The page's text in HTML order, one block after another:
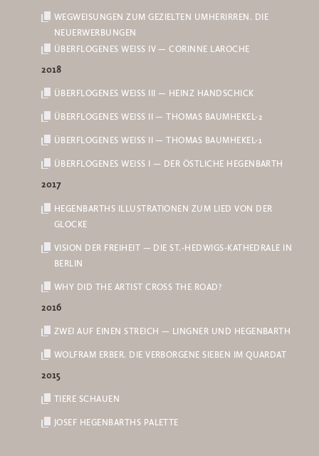
WEGWEISUNGEN ZUM GEZIELTEN UMHERIRREN. DIE
NEUERWERBUNGEN
ÜBERFLOGENES WEISS IV — CORINNE LAROCHE
2018
ÜBERFLOGENES WEISS III — HEINZ HANDSCHICK
ÜBERFLOGENES WEISS II — THOMAS BAUMHEKEL-2
ÜBERFLOGENES WEISS II — THOMAS BAUMHEKEL-1
ÜBERFLOGENES WEISS I — DER ÖSTLICHE HEGENBARTH
2017
HEGENBARTHS ILLUSTRATIONEN ZUM LIED VON DER
GLOCKE
VISION DER FREIHEIT — DIE ST.-HEDWIGS-KATHEDRALE IN
BERLIN
WHY DID THE ARTIST CROSS THE ROAD?
2016
ZWEI AUF EINEN STREICH — LINGNER UND HEGENBARTH
WOLFRAM ERBER. DIE VERBORGENE SIEBEN IM QUARDAT
2015
TIERE SCHAUEN
JOSEF HEGENBARTHS PALETTE